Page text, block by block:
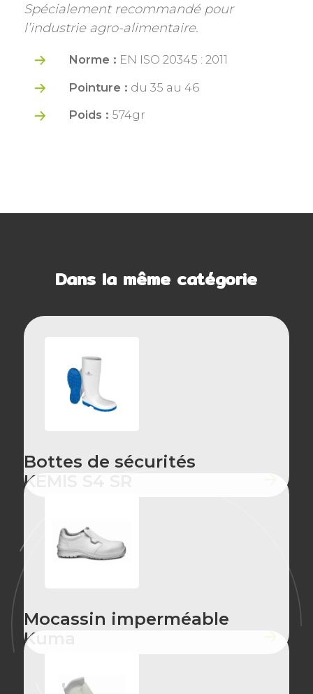
Spécialement recommandé pour
l’industrie agro-alimentaire.
Norme : EN ISO 20345 : 2011
Pointure : du 35 au 46
Poids : 574gr
Dans la même catégorie
Bottes de sécurités
KEMIS S4 SR
Mocassin imperméable
Kuma